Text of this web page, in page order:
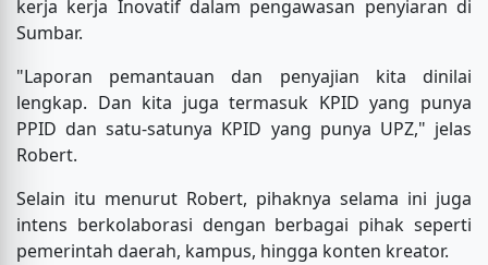
kerja kerja Inovatif dalam pengawasan penyiaran di
Sumbar.
"Laporan pemantauan dan penyajian kita dinilai
lengkap. Dan kita juga termasuk KPID yang punya
PPID dan satu-satunya KPID yang punya UPZ," jelas
Robert.
Selain itu menurut Robert, pihaknya selama ini juga
intens berkolaborasi dengan berbagai pihak seperti
pemerintah daerah, kampus, hingga konten kreator.